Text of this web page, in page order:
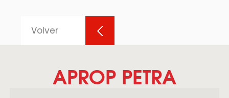
Volver
APROP PETRA